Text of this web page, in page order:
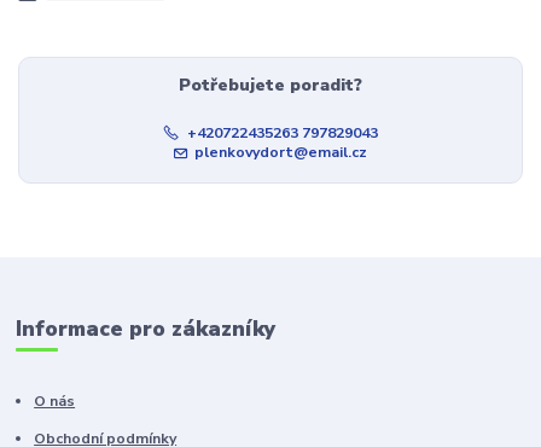
Potřebujete poradit?
+420722435263 797829043
plenkovydort@email.cz
Informace pro zákazníky
O nás
Obchodní podmínky